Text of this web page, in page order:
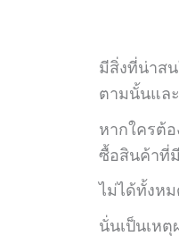
มีสิ่งที่น่าส
ตามนั้นแล
หากใครต้
ซื้อสินค้าที่
ไม่ได้ทั้งห
นั่นเป็นเหตุ